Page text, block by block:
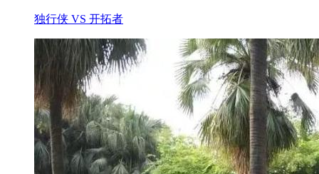
独行侠 VS 开拓者